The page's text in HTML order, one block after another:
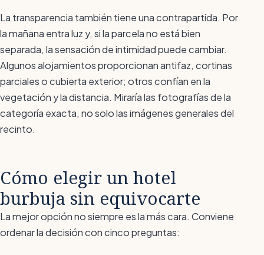
La transparencia también tiene una contrapartida. Por
la mañana entra luz y, si la parcela no está bien
separada, la sensación de intimidad puede cambiar.
Algunos alojamientos proporcionan antifaz, cortinas
parciales o cubierta exterior; otros confían en la
vegetación y la distancia. Miraría las fotografías de la
categoría exacta, no solo las imágenes generales del
recinto.
Cómo elegir un hotel
burbuja sin equivocarte
La mejor opción no siempre es la más cara. Conviene
ordenar la decisión con cinco preguntas: